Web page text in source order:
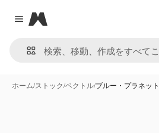
Close menu
Magnific
ホーム/ストック/ベクトル/ブルー・プラネッ